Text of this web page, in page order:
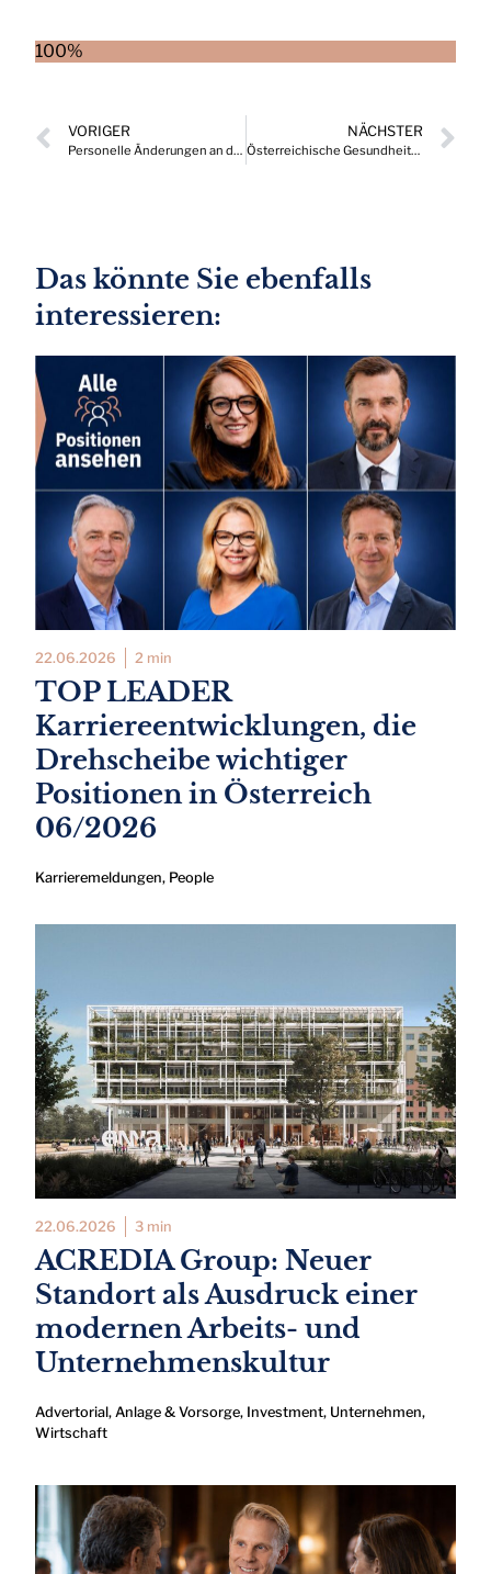
100%
VORIGER
Personelle Änderungen an der Spitze der ARGE Eigenheim
NÄCHSTER
Österreichische Gesundheitsversorgung vor Anbruch einer neuen Ära
Das könnte Sie ebenfalls
interessieren:
22.06.2026 2 min
TOP LEADER
Karriereentwicklungen, die
Drehscheibe wichtiger
Positionen in Österreich
06/2026
Karrieremeldungen, People
22.06.2026 3 min
ACREDIA Group: Neuer
Standort als Ausdruck einer
modernen Arbeits- und
Unternehmenskultur
Advertorial, Anlage & Vorsorge, Investment, Unternehmen,
Wirtschaft